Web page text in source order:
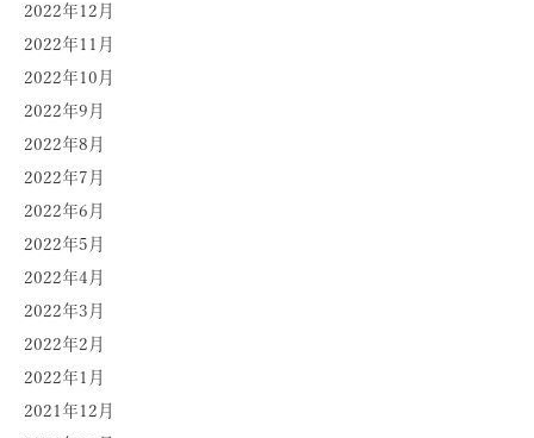
2022年12月
2022年11月
2022年10月
2022年9月
2022年8月
2022年7月
2022年6月
2022年5月
2022年4月
2022年3月
2022年2月
2022年1月
2021年12月